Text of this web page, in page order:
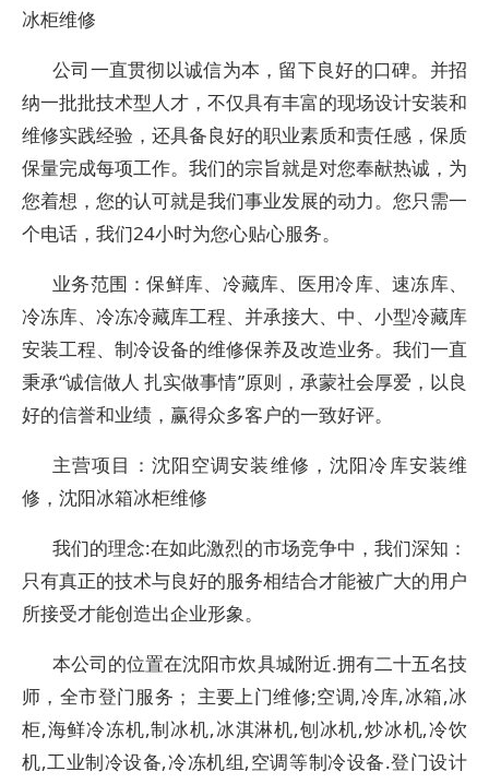
冰柜维修
公司一直贯彻以诚信为本，留下良好的口碑。并招
纳一批批技术型人才，不仅具有丰富的现场设计安装和
维修实践经验，还具备良好的职业素质和责任感，保质
保量完成每项工作。我们的宗旨就是对您奉献热诚，为
您着想，您的认可就是我们事业发展的动力。您只需一
个电话，我们24小时为您心贴心服务。
业务范围：保鲜库、冷藏库、医用冷库、速冻库、
冷冻库、冷冻冷藏库工程、并承接大、中、小型冷藏库
安装工程、制冷设备的维修保养及改造业务。我们一直
秉承“诚信做人 扎实做事情”原则，承蒙社会厚爱，以良
好的信誉和业绩，赢得众多客户的一致好评。
主营项目：沈阳空调安装维修，沈阳冷库安装维
修，沈阳冰箱冰柜维修
我们的理念:在如此激烈的市场竞争中，我们深知：
只有真正的技术与良好的服务相结合才能被广大的用户
所接受才能创造出企业形象。
本公司的位置在沈阳市炊具城附近.拥有二十五名技
师，全市登门服务； 主要上门维修;空调,冷库,冰箱,冰
柜,海鲜冷冻机,制冰机,冰淇淋机,刨冰机,炒冰机,冷饮
机,工业制冷设备,冷冻机组,空调等制冷设备.登门设计